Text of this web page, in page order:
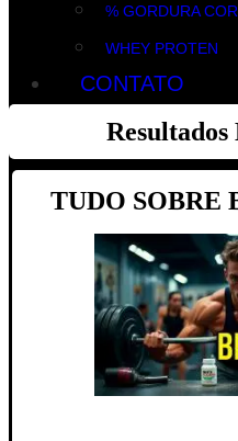
% GORDURA
WHEY PROTEN
CONTATO
TUDO SOBRE